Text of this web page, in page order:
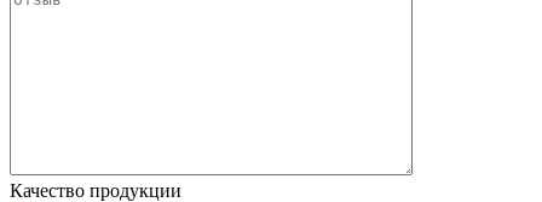
Качество продукции